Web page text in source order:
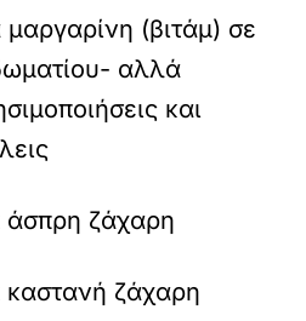
(βιτάμ) σε
αλλά
και
άσπρη ζάχαρη
καστανή ζάχαρη